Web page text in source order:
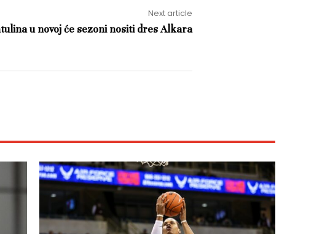
Next article
u novoj će sezoni nositi dres Alkara